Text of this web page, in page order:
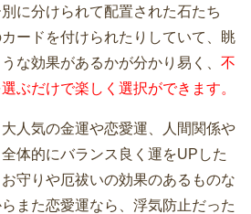
に分けられて配置された石たち
ードを付けられたりしていて、眺
な効果があるかが分かり易く、 不
ぶだけで楽しく選択ができます。
人気の金運や恋愛運、人間関係や
体的にバランス良く運をUPした
守りや厄祓いの効果のあるものな
また恋愛運なら、浮気防止だった